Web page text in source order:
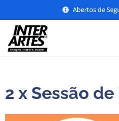
Abertos de
2 x Sessão